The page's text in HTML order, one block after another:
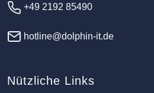
+49 2192 85490
hotline@dolphin-it.de
Nützliche Links